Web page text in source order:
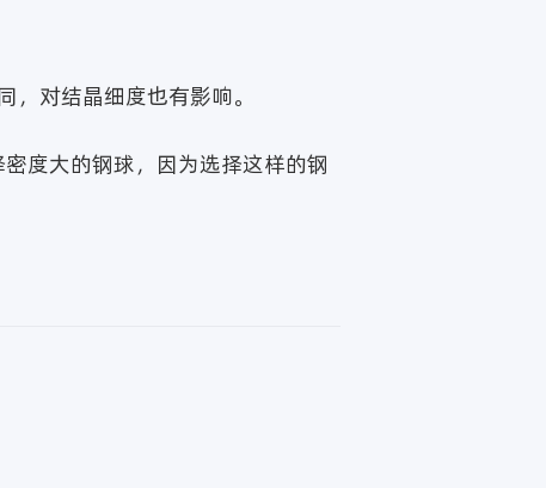
对结晶细度也有影响。
度大的钢球，因为选择这样的钢